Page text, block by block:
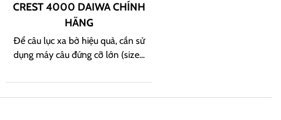
CREST 4000 DAIWA CHÍNH
HÃNG
Để câu lục xa bờ hiệu quả, cần sử
dụng máy câu đứng cỡ lớn (size...